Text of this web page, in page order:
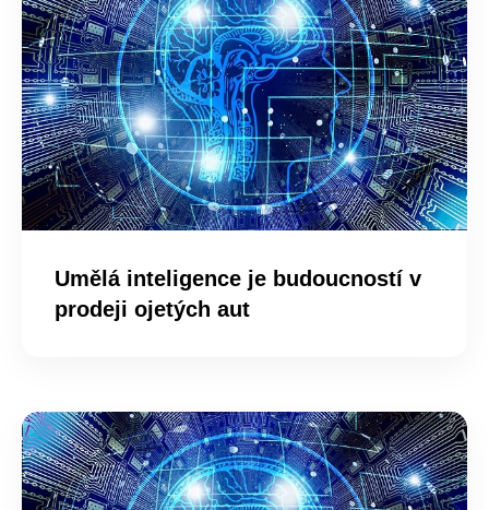
Umělá inteligence je budoucností v
prodeji ojetých aut